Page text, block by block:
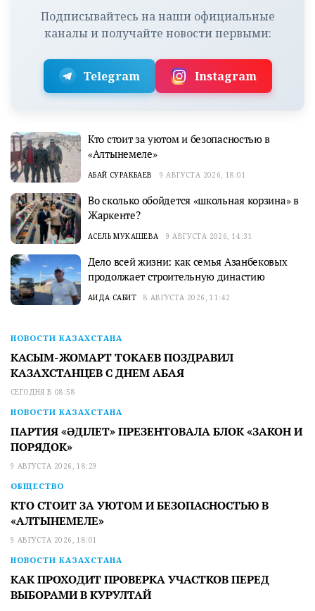
Подписывайтесь на наши официальные
каналы и получайте новости первыми:
Telegram Instagram
Кто стоит за уютом и безопасностью в
«Алтынемеле»
АБАЙ СУРАКБАЕВ 9 АВГУСТА 2026, 18:01
Во сколько обойдется «школьная корзина» в
Жаркенте?
АСЕЛЬ МУКАШЕВА 9 АВГУСТА 2026, 14:31
Дело всей жизни: как семья Азанбековых
продолжает строительную династию
АИДА САБИТ 8 АВГУСТА 2026, 11:42
НОВОСТИ КАЗАХСТАНА
КАСЫМ-ЖОМАРТ ТОКАЕВ ПОЗДРАВИЛ
КАЗАХСТАНЦЕВ С ДНЕМ АБАЯ
СЕГОДНЯ В 08:58
НОВОСТИ КАЗАХСТАНА
ПАРТИЯ «ӘДІЛЕТ» ПРЕЗЕНТОВАЛА БЛОК «ЗАКОН И
ПОРЯДОК»
9 АВГУСТА 2026, 18:29
ОБЩЕСТВО
КТО СТОИТ ЗА УЮТОМ И БЕЗОПАСНОСТЬЮ В
«АЛТЫНЕМЕЛЕ»
9 АВГУСТА 2026, 18:01
НОВОСТИ КАЗАХСТАНА
КАК ПРОХОДИТ ПРОВЕРКА УЧАСТКОВ ПЕРЕД
ВЫБОРАМИ В КУРУЛТАЙ